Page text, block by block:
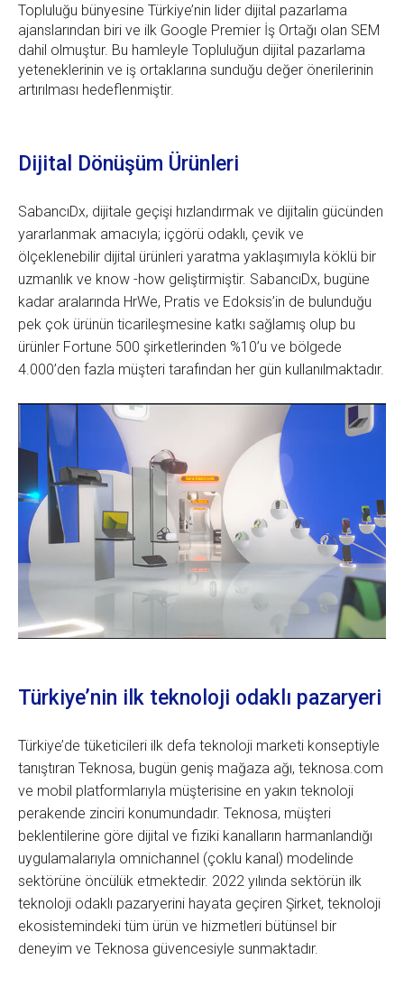
Topluluğu bünyesine Türkiye’nin lider dijital pazarlama
ajanslarından biri ve ilk Google Premier İş Ortağı olan SEM
dahil olmuştur. Bu hamleyle Topluluğun dijital pazarlama
yeteneklerinin ve iş ortaklarına sunduğu değer önerilerinin
artırılması hedeflenmiştir.
Dijital Dönüşüm Ürünleri
SabancıDx, dijitale geçişi hızlandırmak ve dijitalin gücünden
yararlanmak amacıyla; içgörü odaklı, çevik ve
ölçeklenebilir dijital ürünleri yaratma yaklaşımıyla köklü bir
uzmanlık ve know -how geliştirmiştir. SabancıDx, bugüne
kadar aralarında HrWe, Pratis ve Edoksis’in de bulunduğu
pek çok ürünün ticarileşmesine katkı sağlamış olup bu
ürünler Fortune 500 şirketlerinden %10’u ve bölgede
4.000’den fazla müşteri tarafından her gün kullanılmaktadır.
Türkiye’nin ilk teknoloji odaklı pazaryeri
Türkiye’de tüketicileri ilk defa teknoloji marketi konseptiyle
tanıştıran Teknosa, bugün geniş mağaza ağı, teknosa.com
ve mobil platformlarıyla müşterisine en yakın teknoloji
perakende zinciri konumundadır. Teknosa, müşteri
beklentilerine göre dijital ve fiziki kanalların harmanlandığı
uygulamalarıyla omnichannel (çoklu kanal) modelinde
sektörüne öncülük etmektedir. 2022 yılında sektörün ilk
teknoloji odaklı pazaryerini hayata geçiren Şirket, teknoloji
ekosistemindeki tüm ürün ve hizmetleri bütünsel bir
deneyim ve Teknosa güvencesiyle sunmaktadır.